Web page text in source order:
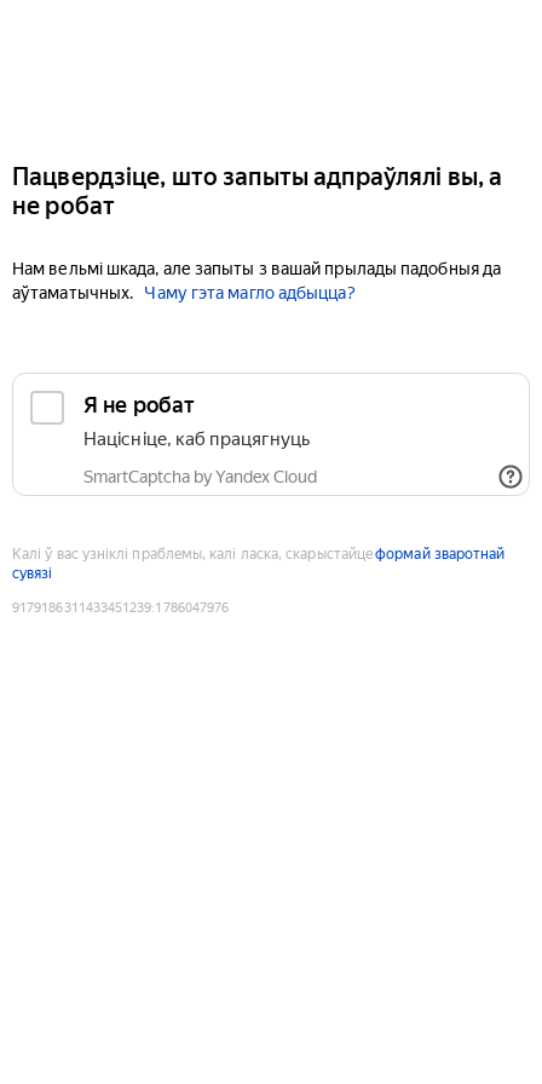
Пацвердзіце, што запыты адпраўлялі вы, а
не робат
Нам вельмі шкада, але запыты з вашай прылады падобныя да
аўтаматычных.
Чаму гэта магло адбыцца?
Я не робат
Націсніце, каб працягнуць
SmartCaptcha by Yandex Cloud
Калі ў вас узніклі праблемы, калі ласка, скарыстайцеформай зваротнай
сувязі
9179186311433451239:1786047976